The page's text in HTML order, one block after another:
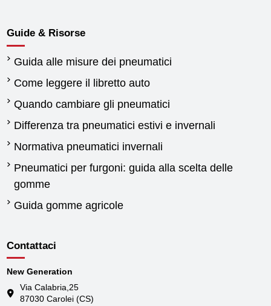
Guide & Risorse
Guida alle misure dei pneumatici
Come leggere il libretto auto
Quando cambiare gli pneumatici
Differenza tra pneumatici estivi e invernali
Normativa pneumatici invernali
Pneumatici per furgoni: guida alla scelta delle
gomme
Guida gomme agricole
Contattaci
New Generation
Via Calabria,25
87030 Carolei (CS)